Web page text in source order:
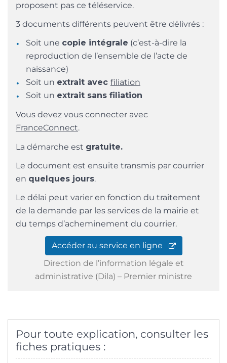
proposent pas ce téléservice.
3 documents différents peuvent être délivrés :
Soit une copie intégrale (c’est-à-dire la
reproduction de l’ensemble de l’acte de
naissance)
Soit un extrait avec filiation
Soit un extrait sans filiation
Vous devez vous connecter avec
FranceConnect.
La démarche est gratuite.
Le document est ensuite transmis par courrier
en quelques jours.
Le délai peut varier en fonction du traitement
de la demande par les services de la mairie et
du temps d’acheminement du courrier.
Accéder au service en ligne
Direction de l’information légale et
administrative (Dila) – Premier ministre
Pour toute explication, consulter les
fiches pratiques :